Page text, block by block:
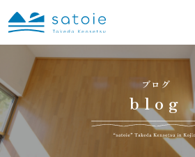
ブログ
blog